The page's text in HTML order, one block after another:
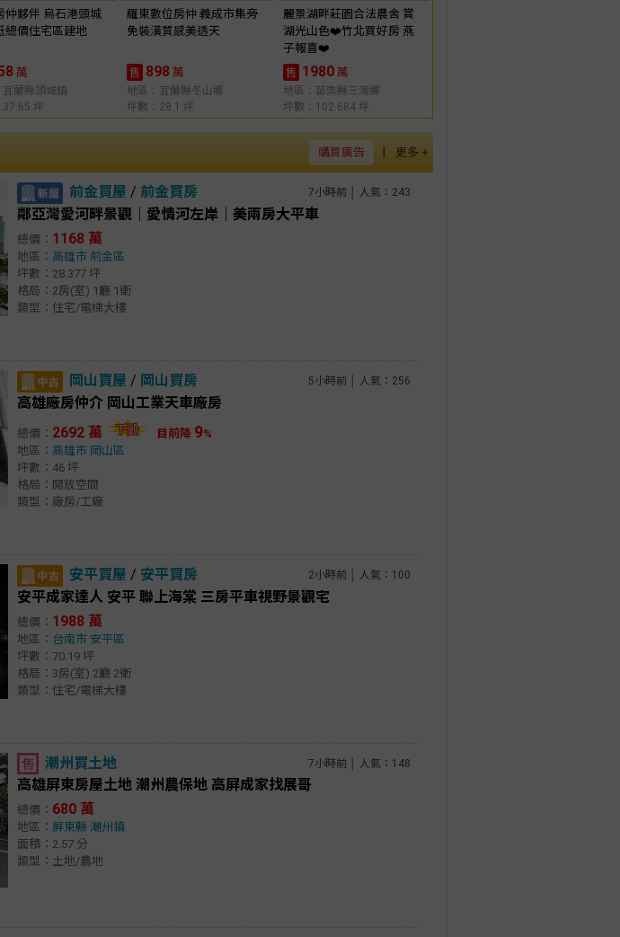
仲夥伴 烏石港頭城
總價住宅區建地
萬
宜蘭縣頭城鎮
37.65 坪
羅東數位房仲 義成市集旁
免裝潢質感美透天
售 898 萬
地區：宜蘭縣冬山鄉
坪數：28.1 坪
麗景湖畔莊園合法農舍 賞
湖光山色❤️竹北買好房 燕
子報喜❤️
售 1980 萬
地區：苗栗縣三灣鄉
坪數：102.684 坪
更多 +
|
購買廣告
前金買屋 / 前金買房 7小時前 │ 人氣：243
鄰亞灣愛河畔景觀｜愛情河左岸｜美兩房大平車
總價： 1168 萬
地區： 高雄市 前金區
坪數：28.377 坪
格局：2房(室) 1廳 1衛
類型：住宅/電梯大樓
岡山買屋 / 岡山買房 5小時前 │ 人氣：256
高雄廠房仲介 岡山工業天車廠房
總價： 2692 萬 目前降 9%
地區： 高雄市 岡山區
坪數：46 坪
格局：開放空間
類型：廠房/工廠
安平買屋 / 安平買房 2小時前 │ 人氣：100
安平成家達人 安平 聯上海棠 三房平車視野景觀宅
總價： 1988 萬
地區： 台南市 安平區
坪數：70.19 坪
格局：3房(室) 2廳 2衛
類型：住宅/電梯大樓
潮州買土地 7小時前 │ 人氣：148
高雄屏東房屋土地 潮州農保地 高屏成家找展哥
總價： 680 萬
地區： 屏東縣 潮州鎮
面積：2.57 分
類型：土地/農地